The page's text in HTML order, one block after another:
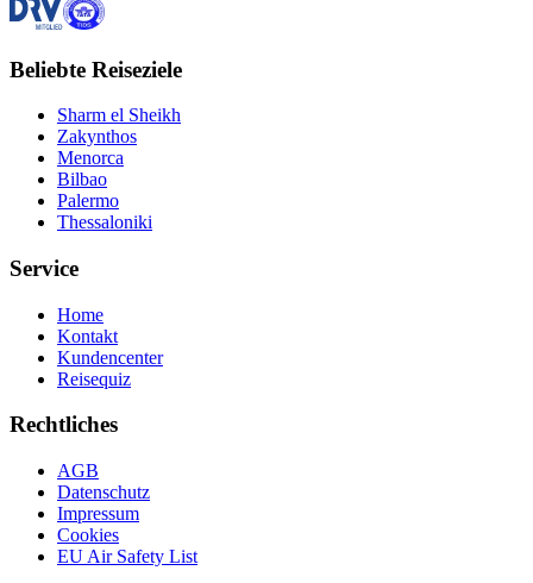
Beliebte Reiseziele
Sharm el Sheikh
Zakynthos
Menorca
Bilbao
Palermo
Thessaloniki
Service
Home
Kontakt
Kundencenter
Reisequiz
Rechtliches
AGB
Datenschutz
Impressum
Cookies
EU Air Safety List